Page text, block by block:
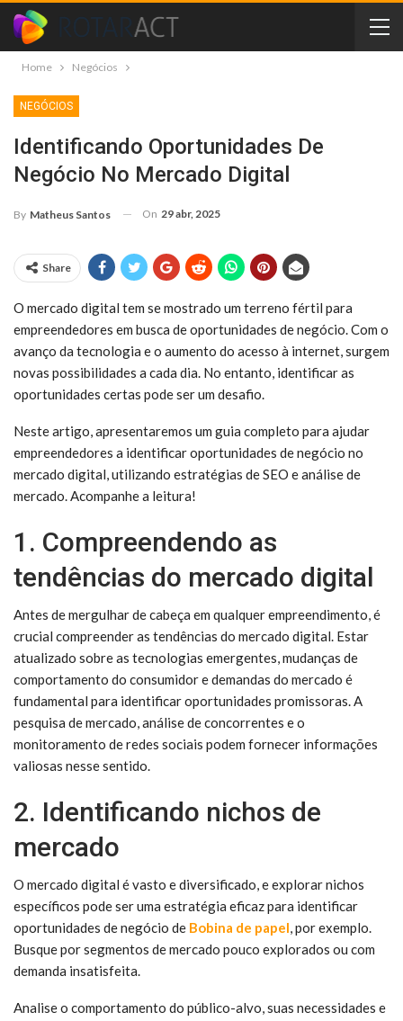
Home Negócios
NEGÓCIOS
Identificando Oportunidades De
Negócio No Mercado Digital
By Matheus Santos On 29 abr, 2025
Share
O mercado digital tem se mostrado um terreno fértil para
empreendedores em busca de oportunidades de negócio. Com o
avanço da tecnologia e o aumento do acesso à internet, surgem
novas possibilidades a cada dia. No entanto, identificar as
oportunidades certas pode ser um desafio.
Neste artigo, apresentaremos um guia completo para ajudar
empreendedores a identificar oportunidades de negócio no
mercado digital, utilizando estratégias de SEO e análise de
mercado. Acompanhe a leitura!
1. Compreendendo as
tendências do mercado digital
Antes de mergulhar de cabeça em qualquer empreendimento, é
crucial compreender as tendências do mercado digital. Estar
atualizado sobre as tecnologias emergentes, mudanças de
comportamento do consumidor e demandas do mercado é
fundamental para identificar oportunidades promissoras. A
pesquisa de mercado, análise de concorrentes e o
monitoramento de redes sociais podem fornecer informações
valiosas nesse sentido.
2. Identificando nichos de
mercado
O mercado digital é vasto e diversificado, e explorar nichos
específicos pode ser uma estratégia eficaz para identificar
oportunidades de negócio de Bobina de papel, por exemplo.
Busque por segmentos de mercado pouco explorados ou com
demanda insatisfeita.
Analise o comportamento do público-alvo, suas necessidades e